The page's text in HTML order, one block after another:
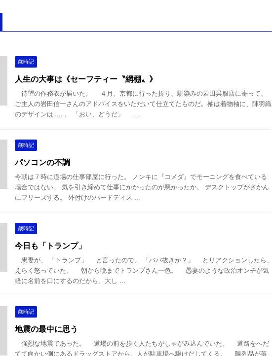
歳時記
人生の大事は《セーフティー〝網棚〟》
待望の作務衣が届いた。 ４月、京都に行った折り、馴染みの岩田呉服店に寄って、
ご主人の岩田信一さんのアドバイスをいただいて仕立てたものだ。袖は着物袖に、陣羽織
のデザインは……。 「おい、どうだ」 ...
歳時記
パソコンの不調
今朝は７時に道場の仕事部屋に行った。 ノンキに『コメダ』でモーニングを食べている
場合ではない。 気を引き締めて仕事にかかったのが悪かったか。 デスクトップがさかん
にフリーズする。 外付けのハードディス ...
歳時記
今日も「トランプ」
愚妻が、 「トランプ」 と言ったので、 「ババ抜きか？」 とリアクションしたら、
えらく怒っていた。 朝から晩までトランプさん一色。 愚妻のような政治オンチが気
軽に名前を口にするのだから、大し ...
歳時記
地震の最中に思う
強烈な地震であった。 道場の前を歩く人たちがしゃがみ込んでいた。 道路をへだ
てて向かい側にあるドラッグストアから、人が駐車場へ駆けだしてくる。 陳列品が落